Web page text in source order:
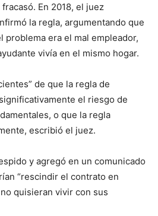
En 2018, el juez
la regla, argumentando que
problema era el mal empleador,
vivía en el mismo hogar.
de que la regla de
el riesgo de
o que la regla
escribió el juez.
y agregó en un comunicado
“rescindir el contrato en
quisieran vivir con sus